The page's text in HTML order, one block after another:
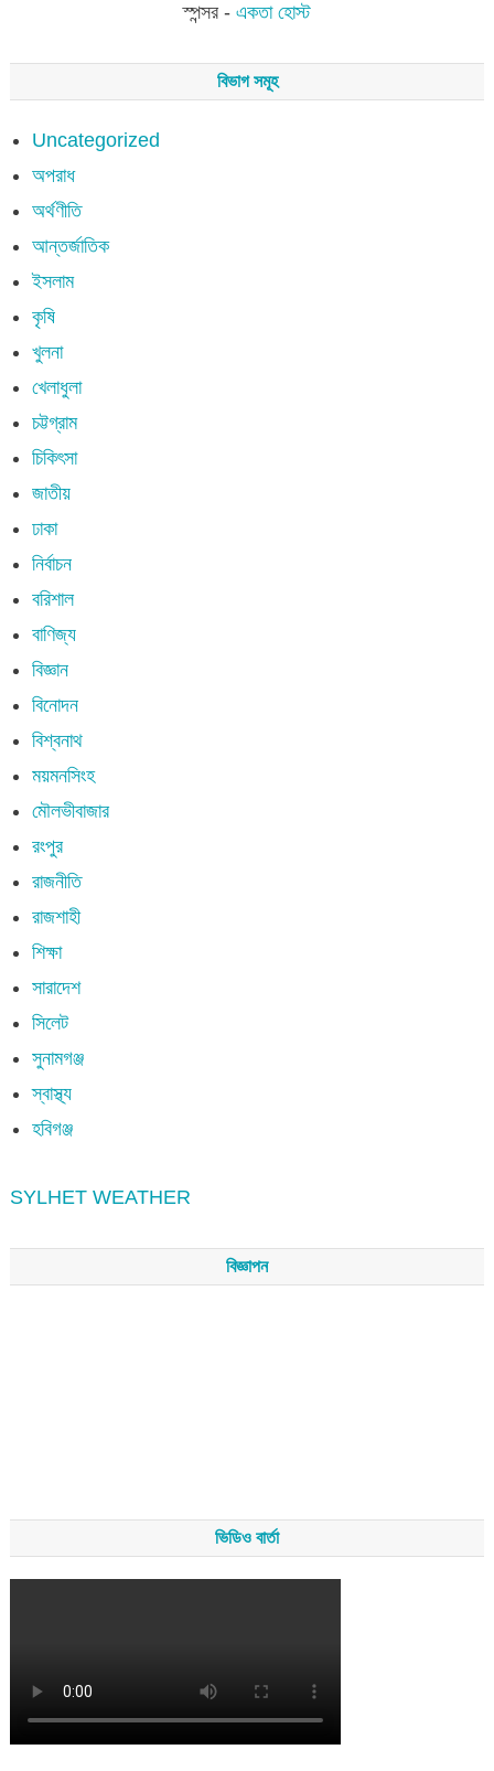
স্পন্সর - একতা হোস্ট
বিভাগ সমূহ
Uncategorized
অপরাধ
অর্থণীতি
আন্তর্জাতিক
ইসলাম
কৃষি
খুলনা
খেলাধুলা
চট্টগ্রাম
চিকিৎসা
জাতীয়
ঢাকা
নির্বাচন
বরিশাল
বাণিজ্য
বিজ্ঞান
বিনোদন
বিশ্বনাথ
ময়মনসিংহ
মৌলভীবাজার
রংপুর
রাজনীতি
রাজশাহী
শিক্ষা
সারাদেশ
সিলেট
সুনামগঞ্জ
স্বাস্থ্য
হবিগঞ্জ
SYLHET WEATHER
বিজ্ঞাপন
ভিডিও বার্তা